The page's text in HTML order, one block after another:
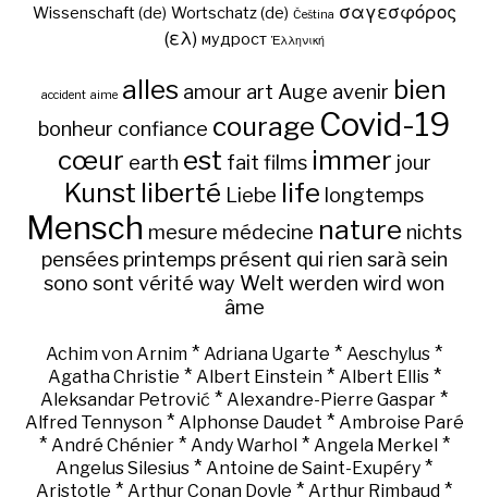
Wissenschaft (de) Wortschatz (de) Čeština σαγεσφόρος
(ελ) мудрост Ἑλληνική
accident aime alles amour art Auge avenir bien
bonheur confiance courage Covid-19
cœur earth est fait films immer jour
Kunst liberté Liebe life longtemps
Mensch mesure médecine nature nichts
pensées printemps présent qui rien sarà sein
sono sont vérité way Welt werden wird won
âme
Achim von Arnim * Adriana Ugarte * Aeschylus *
Agatha Christie * Albert Einstein* Albert Ellis*
Aleksandar Petrović * Alexandre-Pierre Gaspar *
Alfred Tennyson* Alphonse Daudet * Ambroise Paré
* André Chénier* Andy Warhol * Angela Merkel *
Angelus Silesius * Antoine de Saint-Exupéry *
Aristotle * Arthur Conan Doyle * Arthur Rimbaud *